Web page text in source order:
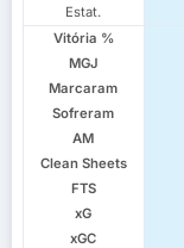
Estat.
Vitória %
MGJ
Marcaram
Sofreram
AM
Clean Sheets
FTS
xG
xGC